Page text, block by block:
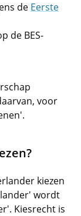
de Eerste
de BES-
voor
kiezen
wordt
Kiesrecht is